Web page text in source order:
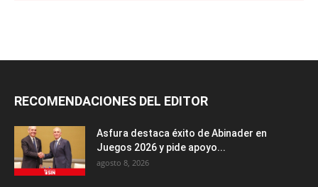
RECOMENDACIONES DEL EDITOR
Asfura destaca éxito de Abinader en
Juegos 2026 y pide apoyo...
agosto 8, 2026